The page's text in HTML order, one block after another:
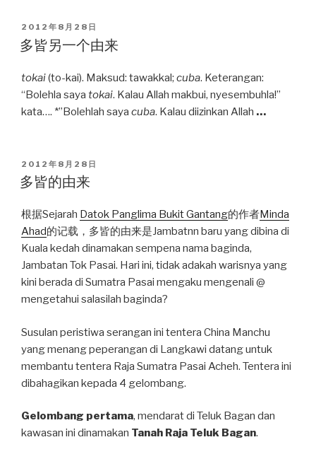
POSTED
ON
2012年8月28日
多皆另一个由来
tokai(to-kai). Maksud: tawakkal; cuba. Keterangan:
“Bolehla saya tokai. Kalau Allah makbui, nyesembuhla!”
kata…. *”Bolehlah saya cuba. Kalau diizinkan Allah …
POSTED
ON
2012年8月28日
多皆的由来
根据Sejarah Datok Panglima Bukit Gantang的作者Minda
Ahad的记载，多皆的由来是Jambatnn baru yang dibina di
Kuala kedah dinamakan sempena nama baginda,
Jambatan Tok Pasai. Hari ini, tidak adakah warisnya yang
kini berada di Sumatra Pasai mengaku mengenali @
mengetahui salasilah baginda?
Susulan peristiwa serangan ini tentera China Manchu
yang menang peperangan di Langkawi datang untuk
membantu tentera Raja Sumatra Pasai Acheh. Tentera ini
dibahagikan kepada 4 gelombang.
Gelombang pertama, mendarat di Teluk Bagan dan
kawasan ini dinamakan Tanah Raja Teluk Bagan.